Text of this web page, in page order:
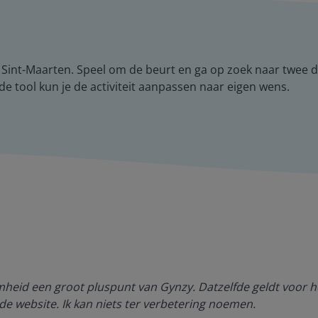
Maarten. Speel om de beurt en ga op zoek naar twee
tool kun je de activiteit aanpassen naar eigen wens.
een groot pluspunt van Gynzy. Datzelfde geldt voor
website. Ik kan niets ter verbetering noemen.